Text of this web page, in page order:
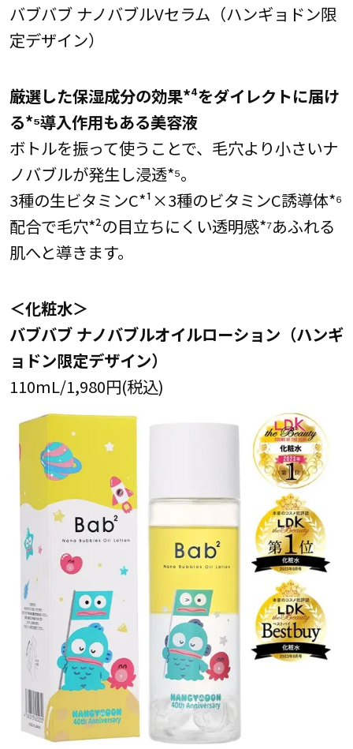
バブバブ ナノバブルVセラム（ハンギョドン限
定デザイン）
厳選した保湿成分の効果*⁴をダイレクトに届け
る*⁵導入作用もある美容液
ボトルを振って使うことで、毛穴より小さいナ
ノバブルが発生し浸透*⁵。
3種の生ビタミンC*¹×3種のビタミンC誘導体*⁶
配合で毛穴*²の目立ちにくい透明感*⁷あふれる
肌へと導きます。
＜化粧水＞
バブバブ ナノバブルオイルローション（ハンギ
ョドン限定デザイン）
110mL/1,980円(税込)